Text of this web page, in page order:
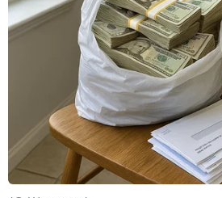
Theo dõi VietnamPlus